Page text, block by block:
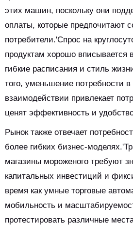
этих машин, поскольку они
оплаты, которые предпочитают
потребители.'Спрос на
продуктам хорошо вписывается
гибкие расписания и стиль
того, уменьшение потребности в
взаимодействии привлекает
ценят эффективность и
Рынок также отвечает
более гибких бизнес-
магазины мороженого требуют
капитальных инвестиций и
время как умные торговые
мобильность и
протестировать различные